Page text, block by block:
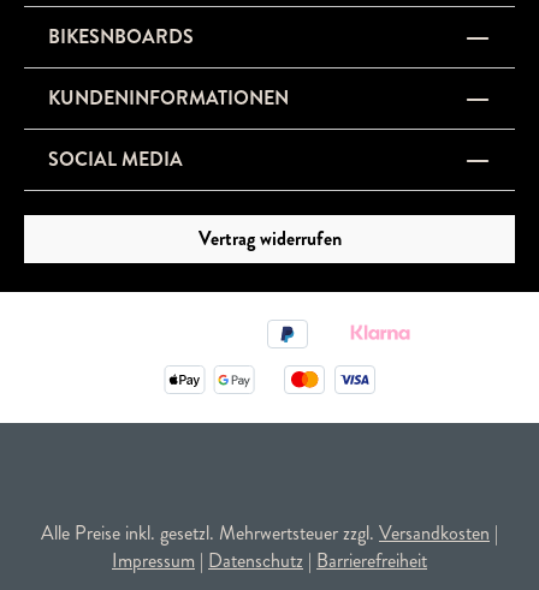
BIKESNBOARDS
KUNDENINFORMATIONEN
SOCIAL MEDIA
Vertrag widerrufen
Alle Preise inkl. gesetzl. Mehrwertsteuer zzgl. Versandkosten |
Impressum | Datenschutz | Barrierefreiheit